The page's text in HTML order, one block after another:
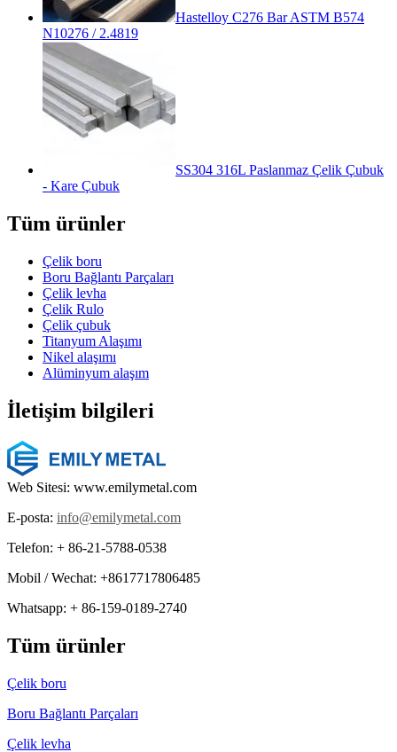
Hastelloy C276 Bar ASTM B574
N10276 / 2.4819
SS304 316L Paslanmaz Çelik Çubuk
- Kare Çubuk
Tüm ürünler
Çelik boru
Boru Bağlantı Parçaları
Çelik levha
Çelik Rulo
Çelik çubuk
Titanyum Alaşımı
Nikel alaşımı
Alüminyum alaşım
İletişim bilgileri
Web Sitesi: www.emilymetal.com
E-posta: info@emilymetal.com
Telefon: + 86-21-5788-0538
Mobil / Wechat: +8617717806485
Whatsapp: + 86-159-0189-2740
Tüm ürünler
Çelik boru
Boru Bağlantı Parçaları
Çelik levha